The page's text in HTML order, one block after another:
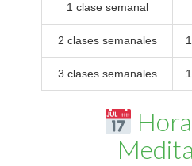
1 clase semanal
2 clases semanales
3 clases semanales